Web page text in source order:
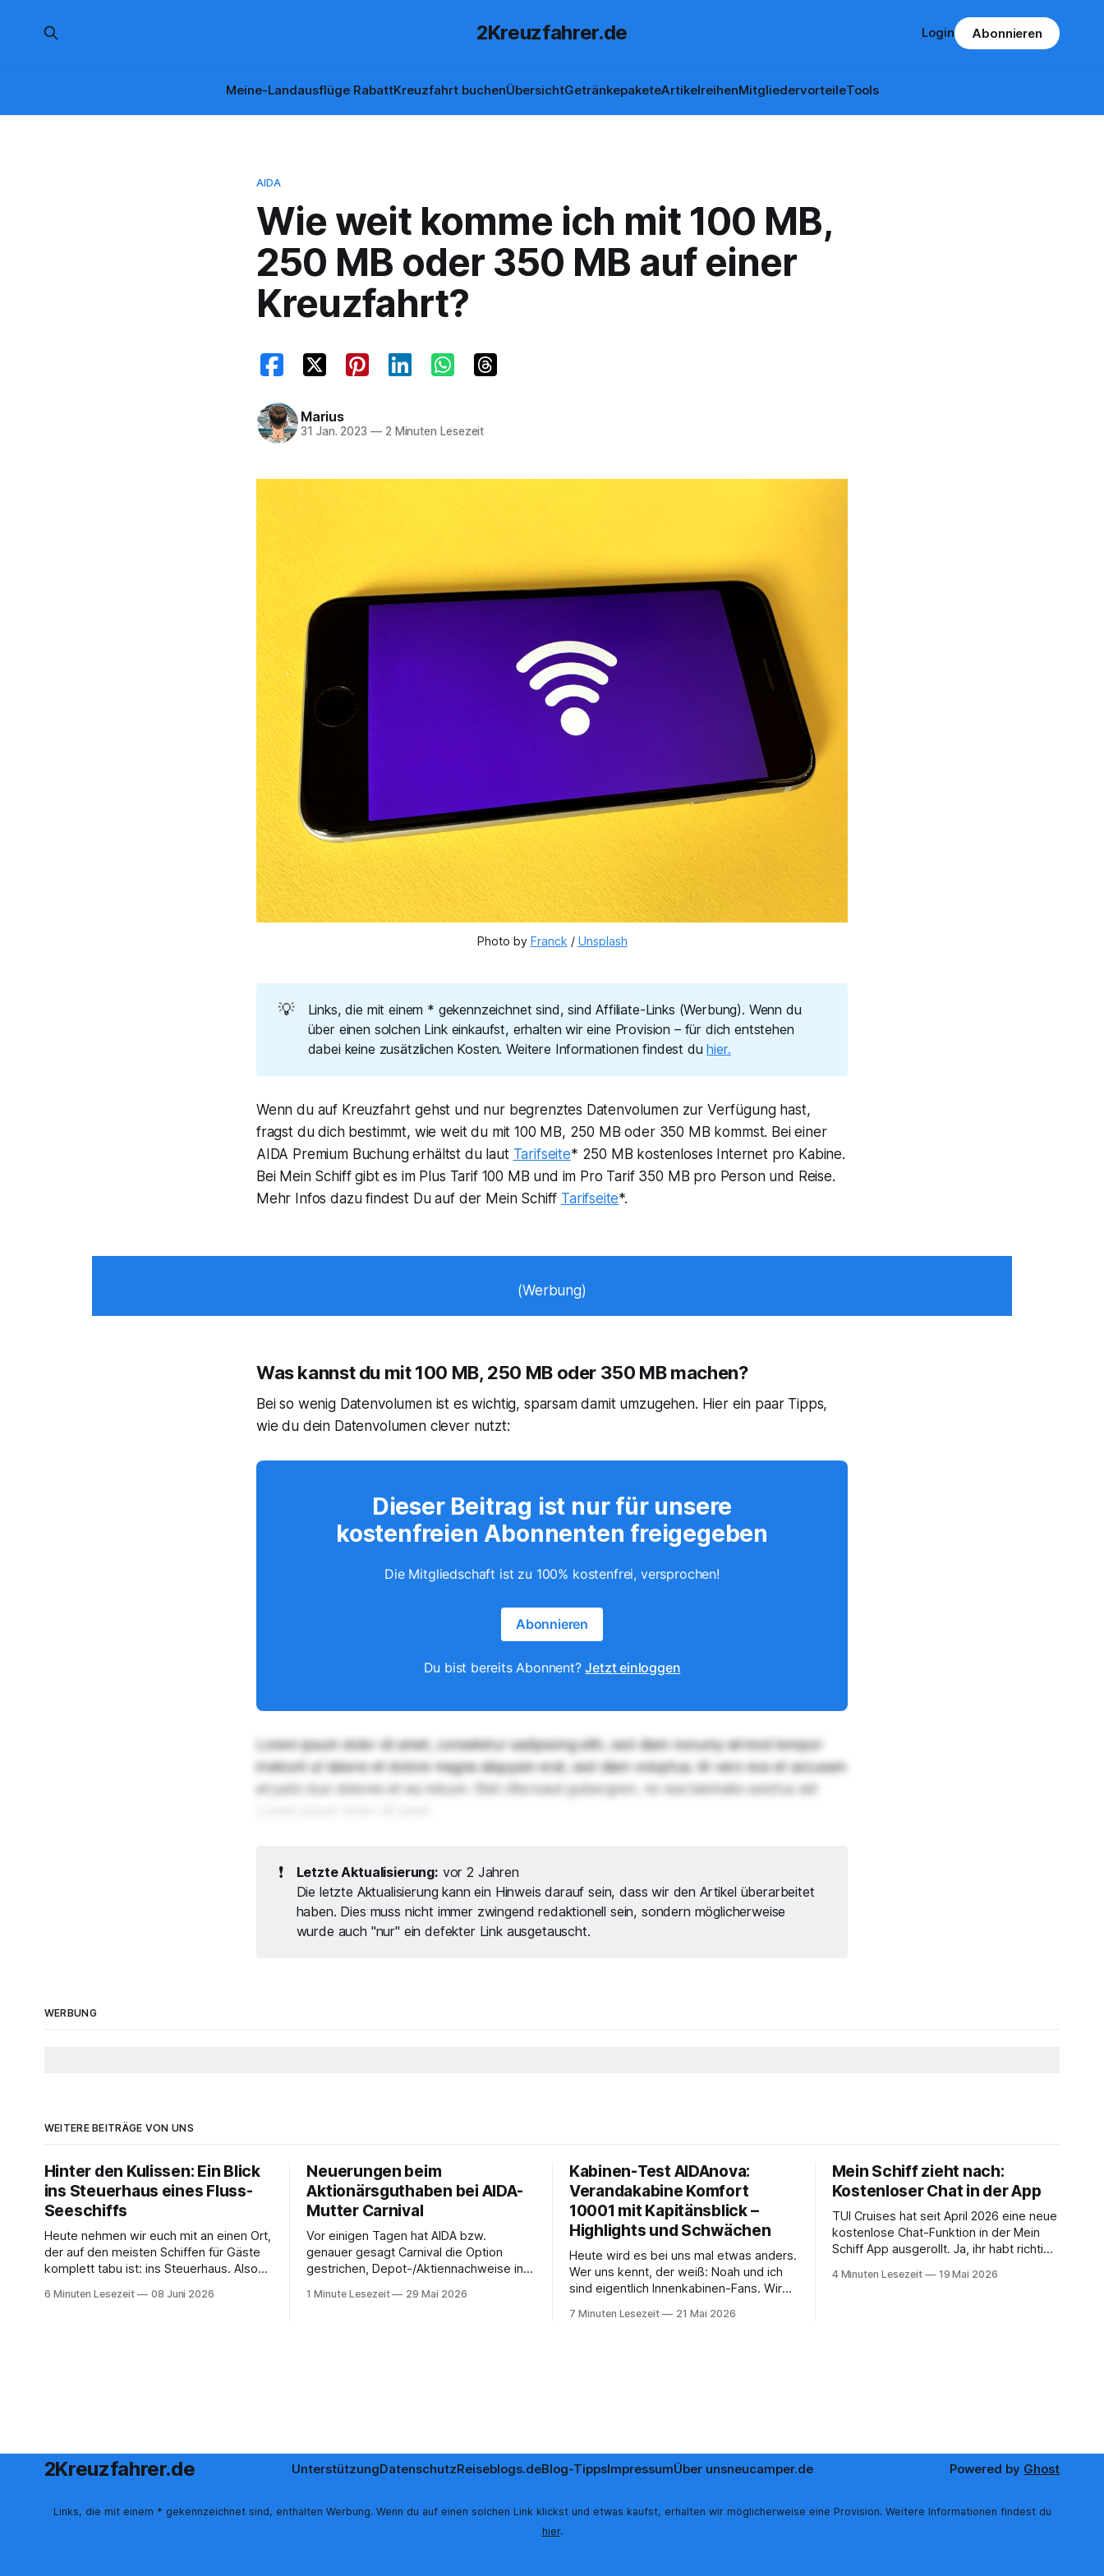
2Kreuzfahrer.de
Meine-Landausflüge RabattKreuzfahrt buchenÜbersichtGetränkepaketeArtikelreihenMitgliedervorteileTools
Login Abonnieren
AIDA
Wie weit komme ich mit 100 MB,
250 MB oder 350 MB auf einer
Kreuzfahrt?
Marius
31 Jan. 2023 —2 Minuten Lesezeit
Photo by Franck / Unsplash
💡
Links, die mit einem * gekennzeichnet sind, sind Affiliate-Links (Werbung). Wenn du
über einen solchen Link einkaufst, erhalten wir eine Provision – für dich entstehen
dabei keine zusätzlichen Kosten. Weitere Informationen findest duhier.
Wenn du auf Kreuzfahrt gehst und nur begrenztes Datenvolumen zur Verfügung hast,
fragst du dich bestimmt, wie weit du mit 100 MB, 250 MB oder 350 MB kommst. Bei einer
AIDA Premium Buchung erhältst du laut Tarifseite* 250 MB kostenloses Internet pro Kabine.
Bei Mein Schiff gibt es im Plus Tarif 100 MB und im Pro Tarif 350 MB pro Person und Reise.
Mehr Infos dazu findest Du auf der Mein Schiff Tarifseite*.
(Werbung)
Was kannst du mit 100 MB, 250 MB oder 350 MB machen?
Bei so wenig Datenvolumen ist es wichtig, sparsam damit umzugehen. Hier ein paar Tipps,
wie du dein Datenvolumen clever nutzt:
Dieser Beitrag ist nur für unsere
kostenfreien Abonnenten freigegeben
Die Mitgliedschaft ist zu 100% kostenfrei, versprochen!
Abonnieren
Du bist bereits Abonnent?Jetzt einloggen
Lorem ipsum dolor sit amet, consetetur sadipscing elitr, sed diam nonumy eirmod tempor
invidunt ut labore et dolore magna aliquyam erat, sed diam voluptua. At vero eos et accusam
et justo duo dolores et ea rebum. Stet clita kasd gubergren, no sea takimata sanctus est
❗ Letzte Aktualisierung: vor 2 Jahren
Die letzte Aktualisierung kann ein Hinweis darauf sein, dass wir den Artikel überarbeitet
haben. Dies muss nicht immer zwingend redaktionell sein, sondern möglicherweise
wurde auch "nur" ein defekter Link ausgetauscht.
WERBUNG
WEITERE BEITRÄGE VON UNS
Hinter den Kulissen: Ein Blick
ins Steuerhaus eines Fluss-
Seeschiffs
Heute nehmen wir euch mit an einen Ort,
der auf den meisten Schiffen für Gäste
komplett tabu ist: ins Steuerhaus. Also
Arbeitsplatz hat. Auf unserer Reise mit
6 Minuten Lesezeit 08 Juni 2026
Neuerungen beim
Aktionärsguthaben bei AIDA-
Mutter Carnival
Vor einigen Tagen hat AIDA bzw.
genauer gesagt Carnival die Option
gestrichen, Depot-/Aktiennachweise in
Bordguthaben zu erhalten. Ab sofort
1 Minute Lesezeit 29 Mai 2026
Kabinen-Test AIDAnova:
Verandakabine Komfort
10001 mit Kapitänsblick –
Highlights und Schwächen
Heute wird es bei uns mal etwas anders.
Wer uns kennt, der weiß: Noah und ich
sind eigentlich Innenkabinen-Fans. Wir
sparen, lieber in Aktivitäten an Bord,
7 Minuten Lesezeit 21 Mai 2026
Mein Schiff zieht nach:
Kostenloser Chat in der App
TUI Cruises hat seit April 2026 eine neue
kostenlose Chat-Funktion in der Mein
Schiff App ausgerollt. Ja, ihr habt richtig
dass ihr dafür ein Internet-Paket buchen
4 Minuten Lesezeit 19 Mai 2026
2Kreuzfahrer.de UnterstützungDatenschutzReiseblogs.deBlog-TippsImpressumÜber unsneucamper.de Powered by Ghost
Links, die mit einem * gekennzeichnet sind, enthalten Werbung. Wenn du auf einen solchen Link klickst und etwas kaufst, erhalten wir möglicherweise eine Provision. Weitere Informationen findest du
hier.